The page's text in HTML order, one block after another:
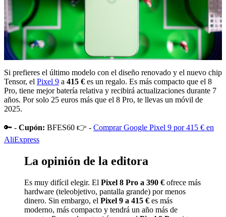
Si prefieres el último modelo con el diseño renovado y el nuevo chip
Tensor, el Pixel 9 a 415 € es un regalo. Es más compacto que el 8
Pro, tiene mejor batería relativa y recibirá actualizaciones durante 7
años. Por solo 25 euros más que el 8 Pro, te llevas un móvil de
2025.
🔑 - Cupón: BFES60 👉 - Comprar Google Pixel 9 por 415 € en
AliExpress
La opinión de la editora
Es muy difícil elegir. El Pixel 8 Pro a 390 € ofrece más
hardware (teleobjetivo, pantalla grande) por menos
dinero. Sin embargo, el Pixel 9 a 415 € es más
moderno, más compacto y tendrá un año más de